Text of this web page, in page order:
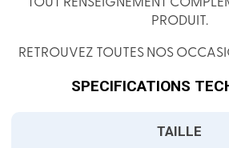
TOUT RENSEIGNEMENT
PRODUIT.
RETROUVEZ TOUTES NOS
SPECIFICATIONS
TAILLE